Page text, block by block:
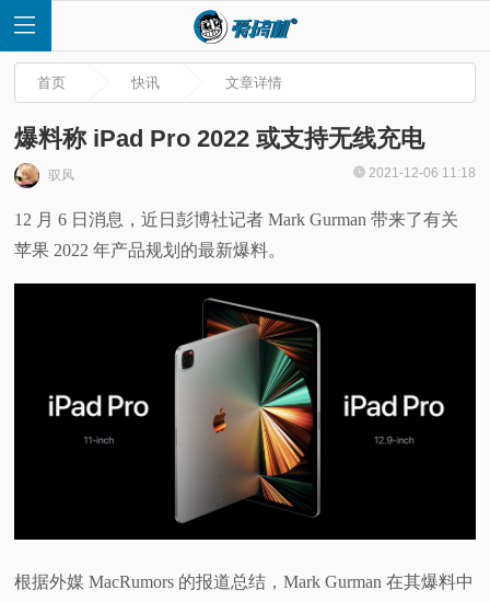
页
频
首页 快讯 文章详情
爆料称 iPad Pro 2022 或支持无线充电
驭风 2021-12-06 11:18
12 月 6 日消息，近日彭博社记者 Mark Gurman 带来了有关
苹果 2022 年产品规划的最新爆料。
根据外媒 MacRumors 的报道总结，Mark Gurman 在其爆料中